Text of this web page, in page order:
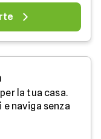
la tua casa.
naviga senza